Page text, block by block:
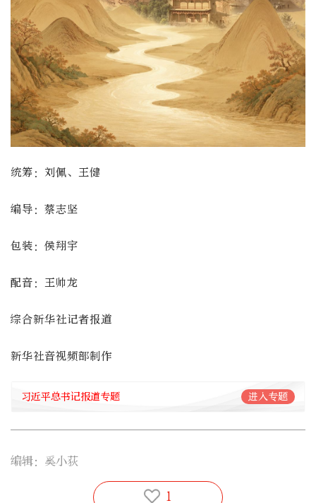
统筹：刘佩、王健
编导：蔡志坚
包装：侯翔宇
配音：王帅龙
综合新华社记者报道
新华社音视频部制作
习近平总书记报道专题 进入专题
编辑：奚小荻
1